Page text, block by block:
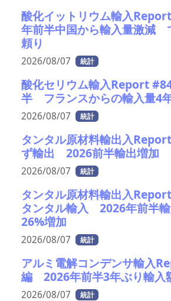
酸化イットリウム輸入
年前半中国から輸入量激減
頼り
2026/08/07 統計
酸化セリウム輸入Report
半 フランスからの輸入量4
2026/08/07 統計
タンタル原材料輸出入
ず輸出 2026前半輸出増加
2026/08/07 統計
タンタル原材料輸出入
タンタル輸入 2026年前半
26%増加
2026/08/07 統計
アルミ電解コンデンサ輸入
編 2026年前半3年ぶり輸入
2026/08/07 統計